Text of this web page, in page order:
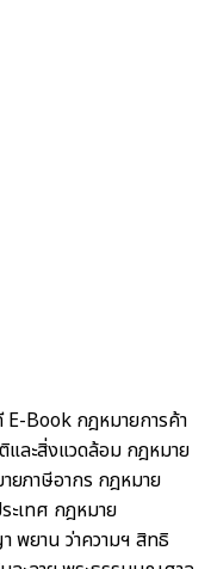
E-Book กฎหมายการค้า
และสิ่งแวดล้อม กฎหมาย
ยภาษีอากร กฎหมาย
ะเทศ กฎหมาย
พยาน ว่าความฯ สิทธิ